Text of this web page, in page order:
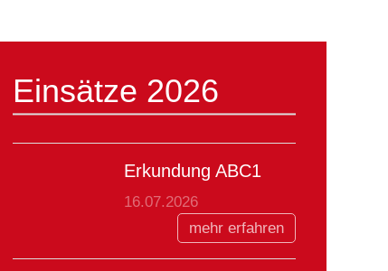
Einsätze 2026
Erkundung ABC1
16.07.2026
mehr erfahren